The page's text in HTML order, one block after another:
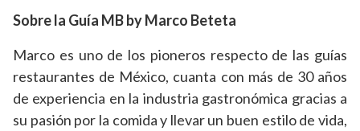
Sobre la Guía MB by Marco Beteta
Marco es uno de los pioneros respecto de las guías
restaurantes de México, cuanta con más de 30 años
de experiencia en la industria gastronómica gracias a
su pasión por la comida y llevar un buen estilo de vida,